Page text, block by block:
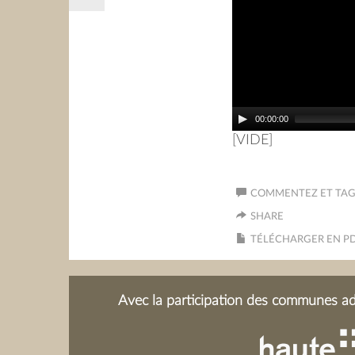
00:00:00
[VIDE]
COMMENTEZ ET
SHARE
TÉLÉCHARGER EN
Avec la participation des communes